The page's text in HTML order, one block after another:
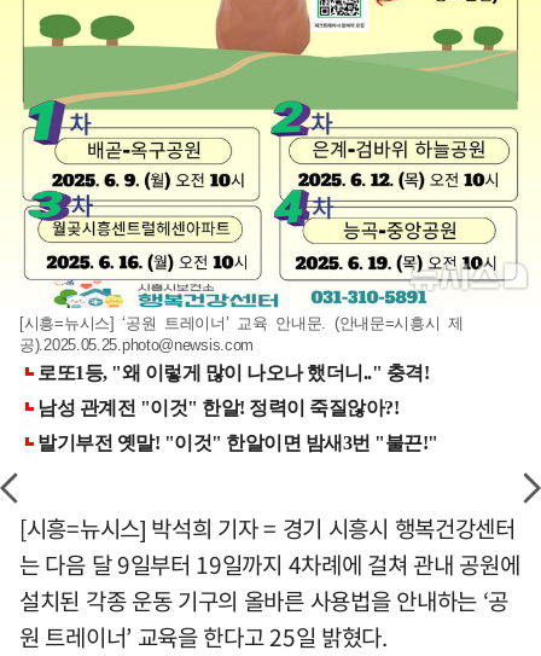
[시흥=뉴시스] ‘공원 트레이너’ 교육 안내문. (안내문=시흥시 제
공).2025.05.25.photo@newsis.com
[시흥=뉴시스] 박석희 기자 = 경기 시흥시 행복건강센터
는 다음 달 9일부터 19일까지 4차례에 걸쳐 관내 공원에
설치된 각종 운동 기구의 올바른 사용법을 안내하는 ‘공
원 트레이너’ 교육을 한다고 25일 밝혔다.